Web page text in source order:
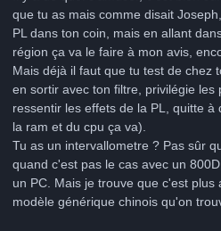
que tu as mais comme disait
PL dans ton coin, mais en allant
région ça va le faire à mon avis,
Mais déjà il faut que tu test de chez
en sortir avec ton filtre, privilégie les
ressentir les effets de la PL, quitte à
la ram et du cpu ça va).
Tu as un intervallometre ? Pas sûr
quand c'est pas le cas avec un
un PC. Mais je trouve que c'est plus
modèle générique chinois qu'on